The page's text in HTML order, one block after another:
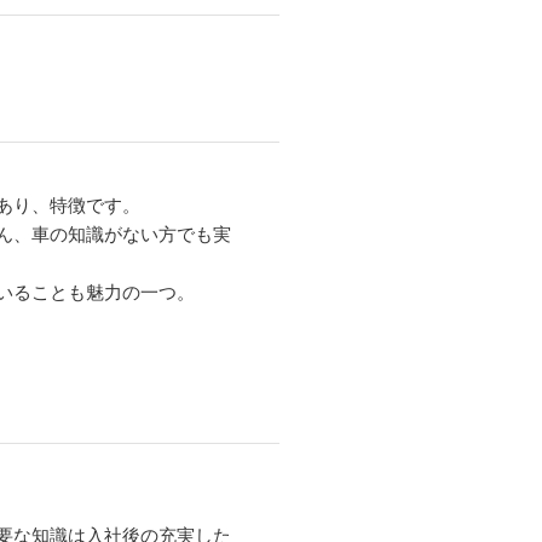
、特徴です。
、車の知識がない方でも実
ことも魅力の一つ。
な知識は入社後の充実した